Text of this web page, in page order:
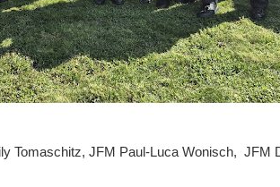
Tomaschitz, JFM Paul-Luca Wonisch, JFM